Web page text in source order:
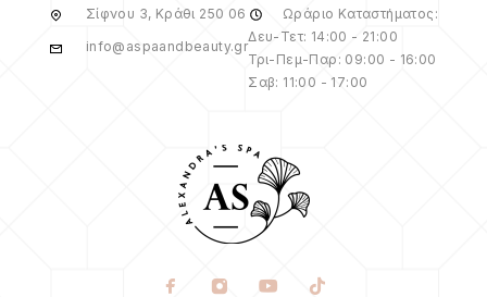
Σίφνου 3, Κράθι 250 06
info@aspaandbeauty.gr
Ωράριο Καταστήματος:
Δευ-Τετ: 14:00 - 21:00
Τρι-Πεμ-Παρ: 09:00 - 16:00
Σαβ: 11:00 - 17:00